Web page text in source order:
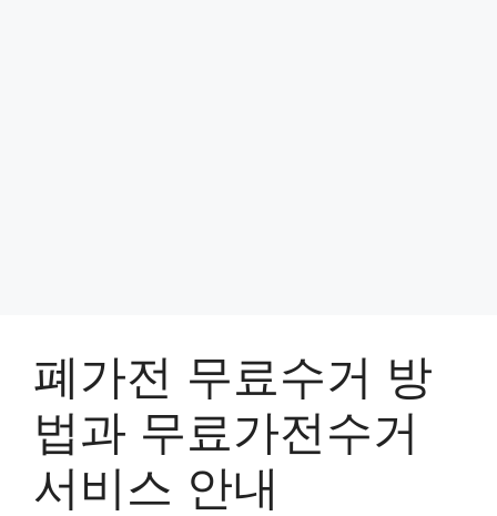
폐가전 무료수거 방
법과 무료가전수거
서비스 안내